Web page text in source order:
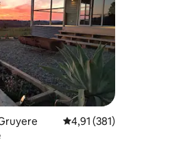
4,91 de uma avaliação
4,91 (381)